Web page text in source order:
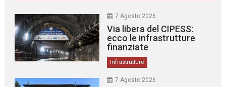
7 Agosto 2026
Via libera del CIPESS:
ecco le infrastrutture
finanziate
Infrastrutture
7 Agosto 2026